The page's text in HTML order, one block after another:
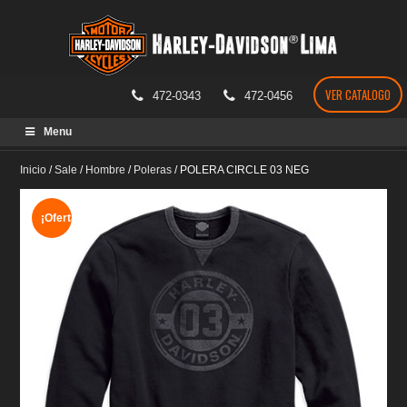
472-0343 472-0456 VER CATALOGO
Menu
Inicio /Sale / Hombre / Poleras / POLERA CIRCLE 03 NEG
¡Oferta!